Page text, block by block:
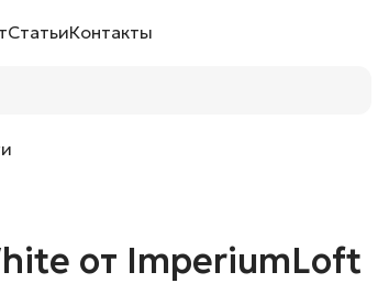
СтатьиКонтакты
от ImperiumLoft